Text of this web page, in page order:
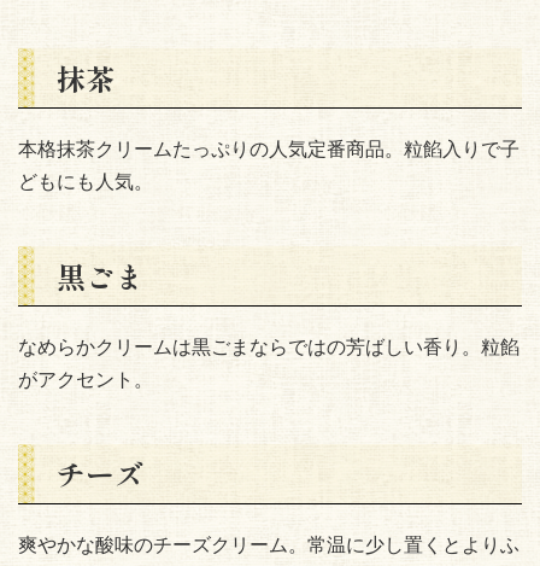
抹茶
本格抹茶クリームたっぷりの人気定番商品。粒餡入りで子
どもにも人気。
黒ごま
なめらかクリームは黒ごまならではの芳ばしい香り。粒餡
がアクセント。
チーズ
爽やかな酸味のチーズクリーム。常温に少し置くとよりふ